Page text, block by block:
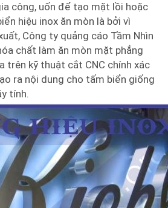
công, uốn để tạo mặt lồi hoặc
hiệu inox ăn mòn là bởi vì
Công ty quảng cáo Tầm Nhìn
chất làm ăn mòn mặt phẳng
trên kỹ thuật cắt CNC chính xác
ra nội dung cho tấm biển giống
tính.